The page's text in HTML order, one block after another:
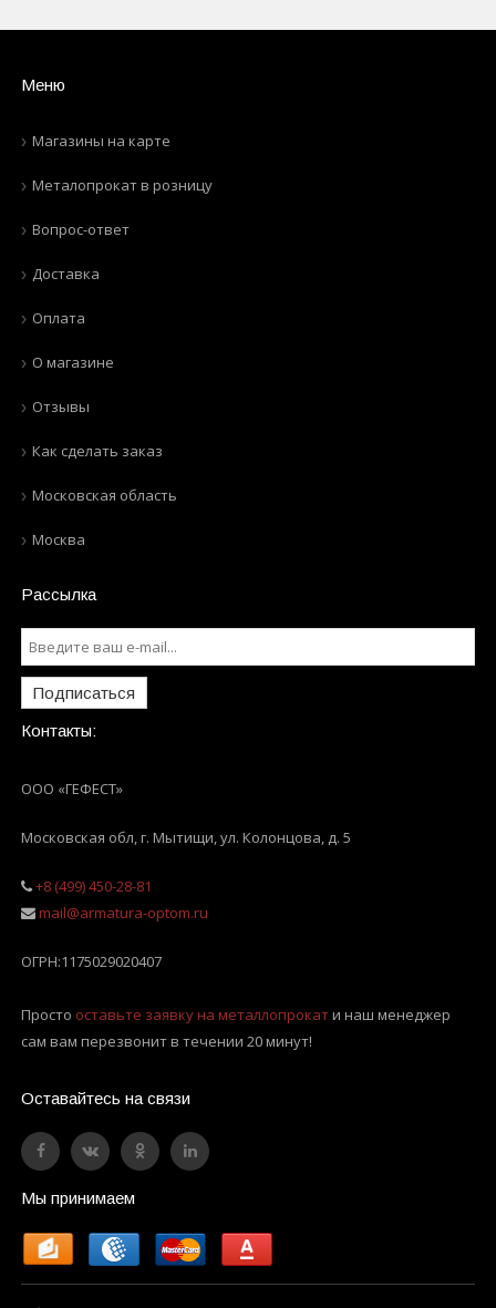
Меню
Магазины на карте
Металопрокат в розницу
Вопрос-ответ
Доставка
Оплата
О магазине
Отзывы
Как сделать заказ
Московская область
Москва
Рассылка
Подписаться
Контакты:
ООО «ГЕФЕСТ»
Московская обл, г. Мытищи,ул. Колонцова, д. 5
+8 (499) 450-28-81
mail@armatura-optom.ru
ОГРН:1175029020407
Просто оставьте заявку на металлопрокати наш менеджер
сам вам перезвонит в течении 20 минут!
Оставайтесь на связи
Мы принимаем